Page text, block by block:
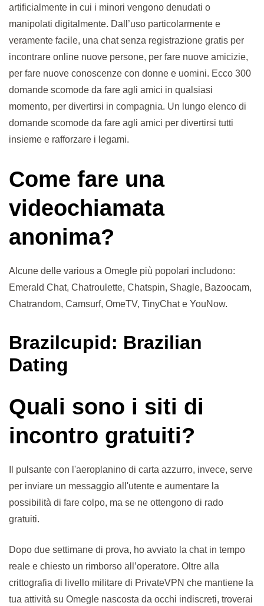
artificialmente in cui i minori vengono denudati o
manipolati digitalmente. Dall’uso particolarmente e
veramente facile, una chat senza registrazione gratis per
incontrare online nuove persone, per fare nuove amicizie,
per fare nuove conoscenze con donne e uomini. Ecco 300
domande scomode da fare agli amici in qualsiasi
momento, per divertirsi in compagnia. Un lungo elenco di
domande scomode da fare agli amici per divertirsi tutti
insieme e rafforzare i legami.
Come fare una
videochiamata
anonima?
Alcune delle various a Omegle più popolari includono:
Emerald Chat, Chatroulette, Chatspin, Shagle, Bazoocam,
Chatrandom, Camsurf, OmeTV, TinyChat e YouNow.
Brazilcupid: Brazilian
Dating
Quali sono i siti di
incontro gratuiti?
Il pulsante con l'aeroplanino di carta azzurro, invece, serve
per inviare un messaggio all'utente e aumentare la
possibilità di fare colpo, ma se ne ottengono di rado
gratuiti.
Dopo due settimane di prova, ho avviato la chat in tempo
reale e chiesto un rimborso all’operatore. Oltre alla
crittografia di livello militare di PrivateVPN che mantiene la
tua attività su Omegle nascosta da occhi indiscreti, troverai